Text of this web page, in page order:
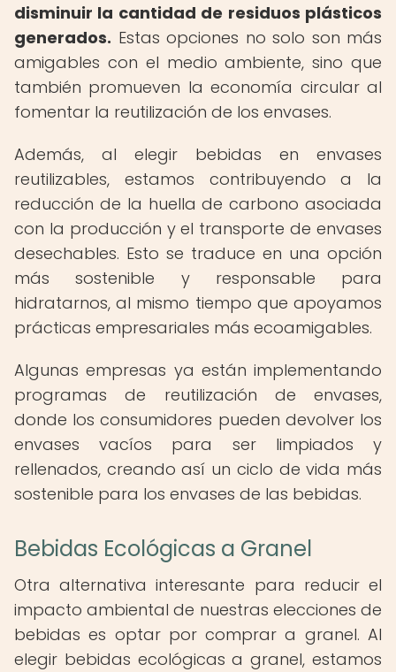
disminuir la cantidad de residuos plásticos
generados. Estas opciones no solo son más
amigables con el medio ambiente, sino que
también promueven la economía circular al
fomentar la reutilización de los envases.
Además, al elegir bebidas en envases
reutilizables, estamos contribuyendo a la
reducción de la huella de carbono asociada
con la producción y el transporte de envases
desechables. Esto se traduce en una opción
más sostenible y responsable para
hidratarnos, al mismo tiempo que apoyamos
prácticas empresariales más ecoamigables.
Algunas empresas ya están implementando
programas de reutilización de envases,
donde los consumidores pueden devolver los
envases vacíos para ser limpiados y
rellenados, creando así un ciclo de vida más
sostenible para los envases de las bebidas.
Bebidas Ecológicas a Granel
Otra alternativa interesante para reducir el
impacto ambiental de nuestras elecciones de
bebidas es optar por comprar a granel. Al
elegir bebidas ecológicas a granel, estamos